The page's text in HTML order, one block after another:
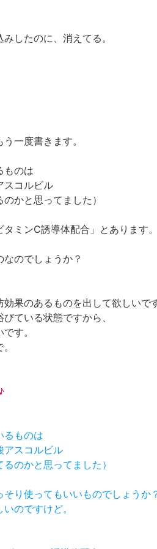
したのに、消えてる。
一度書きます。
ものは
スコルビル
かと思ってました）
ミンC誘導体配合」とあります
のでしょうか？
果のあるものを出して欲しいで
ている状態ですから、
す。
るものは
アスコルビル
のかと思ってました）
り使ってもいいものでしょうか
のですけど。